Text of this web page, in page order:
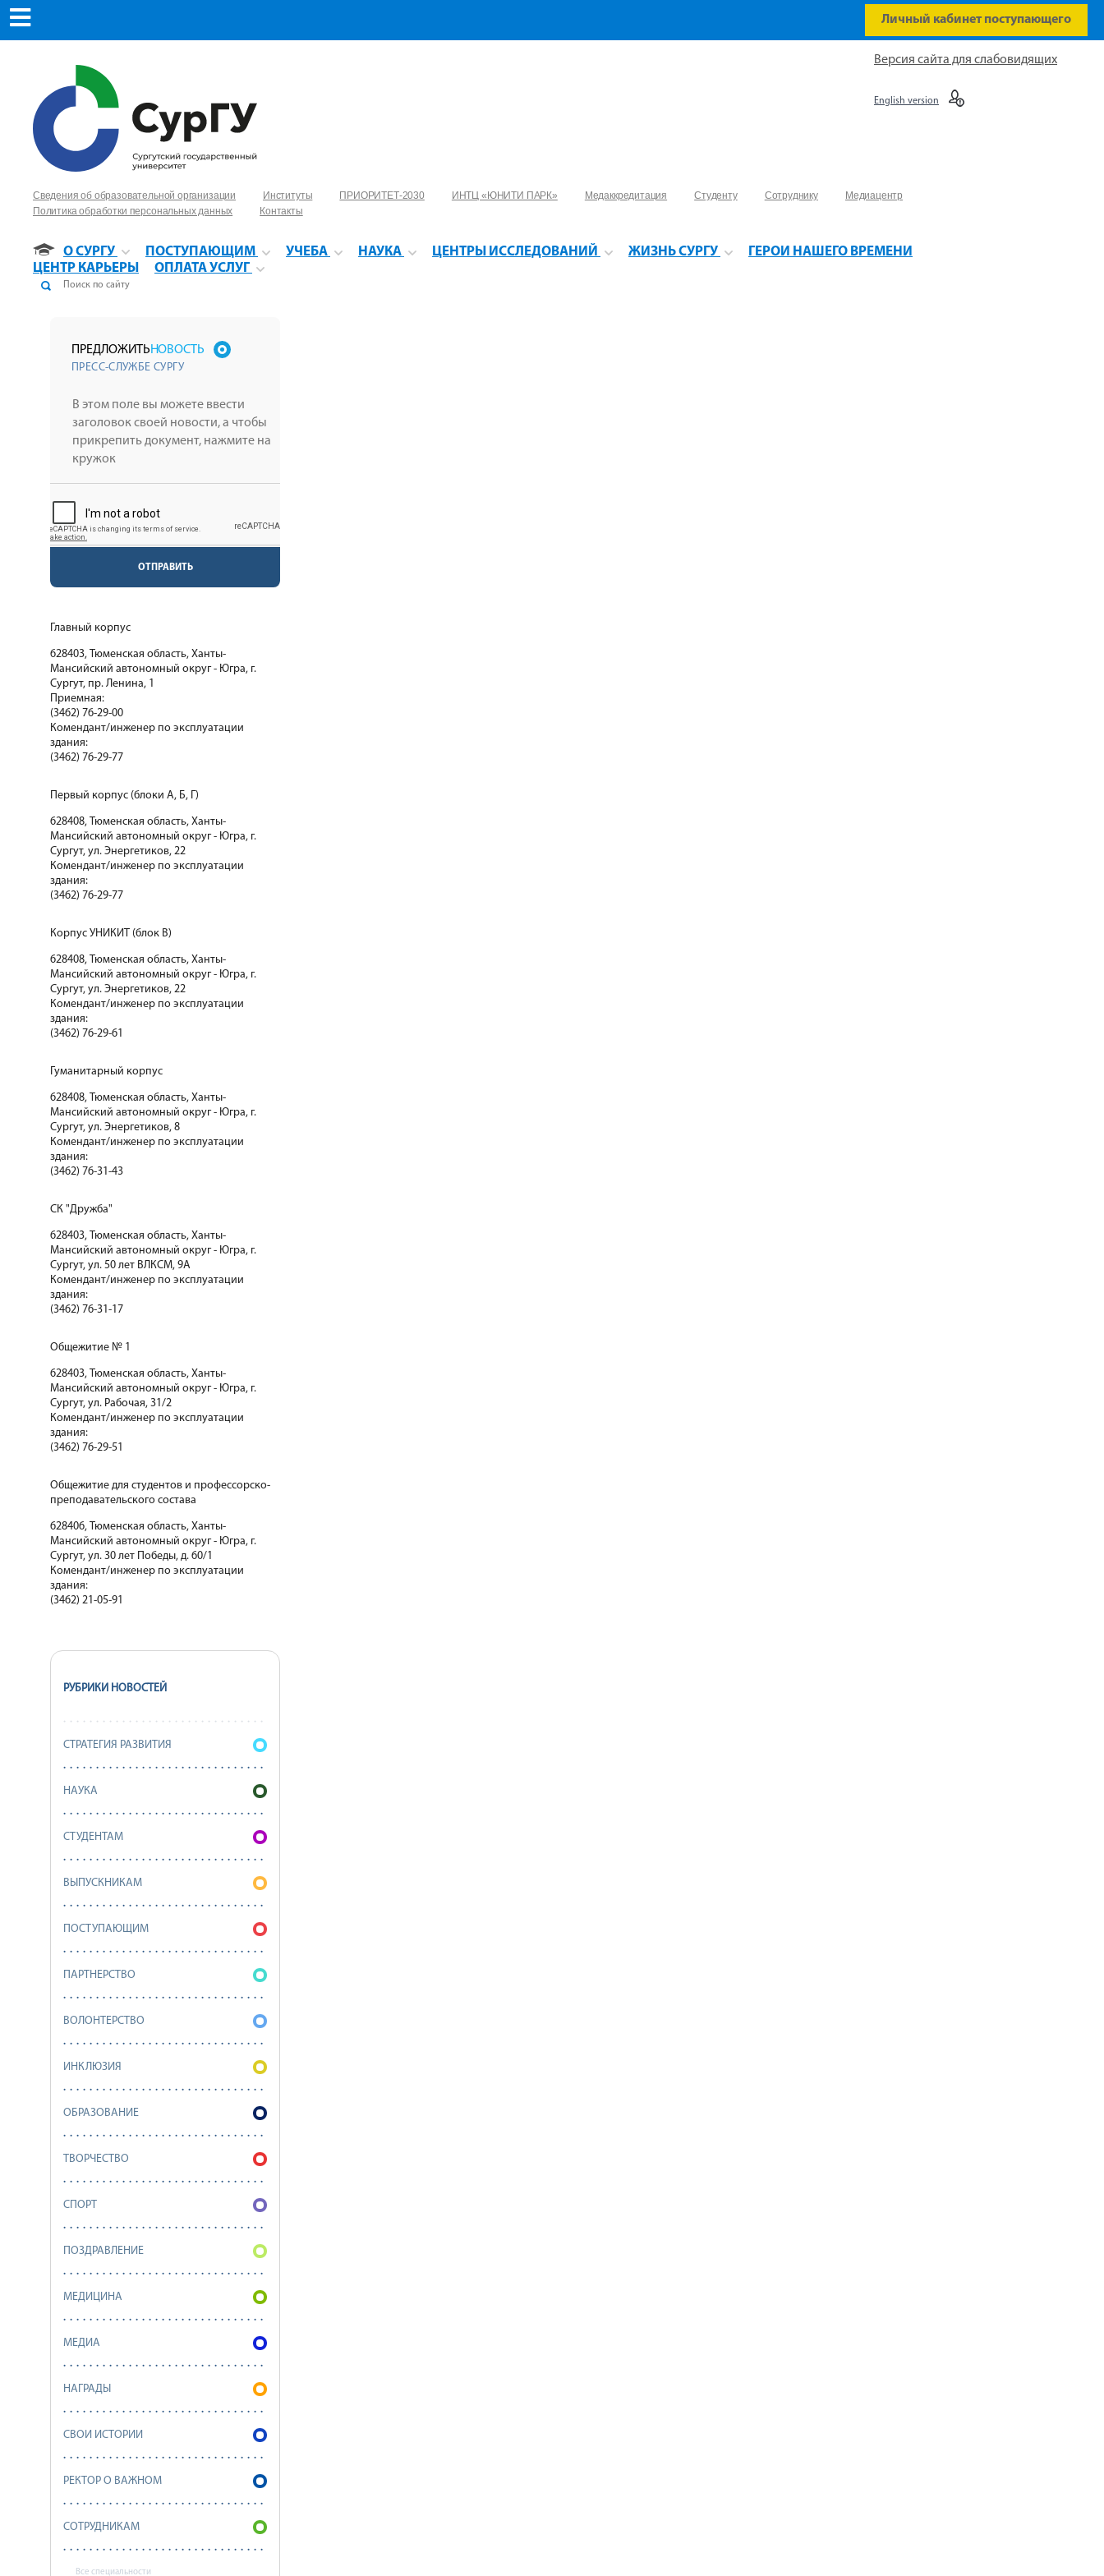
Личный кабинет поступающего
Сведения об образовательной организации Институты ПРИОРИТЕТ-2030 ИНТЦ «ЮНИТИ ПАРК» Медаккредитация Студенту Сотруднику
Медиацентр
Политика обработки персональных данных
Контакты
О СУРГУ ПОСТУПАЮЩИМ УЧЕБА НАУКА ЦЕНТРЫ ИССЛЕДОВАНИЙ ЖИЗНЬ СУРГУ
ГЕРОИ НАШЕГО ВРЕМЕНИ
ЦЕНТР КАРЬЕРЫ
ОПЛАТА УСЛУГ
Версия сайта для слабовидящих
English version
ПРЕДЛОЖИТЬНОВОСТЬ
ПРЕСС-СЛУЖБЕ СУРГУ
ОТПРАВИТЬ
Главный корпус
628403, Тюменская область, Ханты-
Мансийский автономный округ - Югра, г.
Сургут, пр. Ленина, 1
Приемная:
(3462) 76-29-00
Комендант/инженер по эксплуатации
здания:
(3462) 76-29-77
Первый корпус (блоки А, Б, Г)
628408, Тюменская область, Ханты-
Мансийский автономный округ - Югра, г.
Сургут, ул. Энергетиков, 22
Комендант/инженер по эксплуатации
здания:
(3462) 76-29-77
Корпус УНИКИТ (блок В)
628408, Тюменская область, Ханты-
Мансийский автономный округ - Югра, г.
Сургут, ул. Энергетиков, 22
Комендант/инженер по эксплуатации
здания:
(3462) 76-29-61
Гуманитарный корпус
628408, Тюменская область, Ханты-
Мансийский автономный округ - Югра, г.
Сургут, ул. Энергетиков, 8
Комендант/инженер по эксплуатации
здания:
(3462) 76-31-43
СК "Дружба"
628403, Тюменская область, Ханты-
Мансийский автономный округ - Югра, г.
Сургут, ул. 50 лет ВЛКСМ, 9А
Комендант/инженер по эксплуатации
здания:
(3462) 76-31-17
Общежитие № 1
628403, Тюменская область, Ханты-
Мансийский автономный округ - Югра, г.
Сургут, ул. Рабочая, 31/2
Комендант/инженер по эксплуатации
здания:
(3462) 76-29-51
Общежитие для студентов и профессорско-
преподавательского состава
628406, Тюменская область, Ханты-
Мансийский автономный округ - Югра, г.
Сургут, ул. 30 лет Победы, д. 60/1
Комендант/инженер по эксплуатации
здания:
(3462) 21-05-91
РУБРИКИ НОВОСТЕЙ
СТРАТЕГИЯ РАЗВИТИЯ
НАУКА
СТУДЕНТАМ
ВЫПУСКНИКАМ
ПОСТУПАЮЩИМ
ПАРТНЕРСТВО
ВОЛОНТЕРСТВО
ИНКЛЮЗИЯ
ОБРАЗОВАНИЕ
ТВОРЧЕСТВО
СПОРТ
ПОЗДРАВЛЕНИЕ
МЕДИЦИНА
МЕДИА
НАГРАДЫ
СВОИ ИСТОРИИ
РЕКТОР О ВАЖНОМ
СОТРУДНИКАМ
Все специальности